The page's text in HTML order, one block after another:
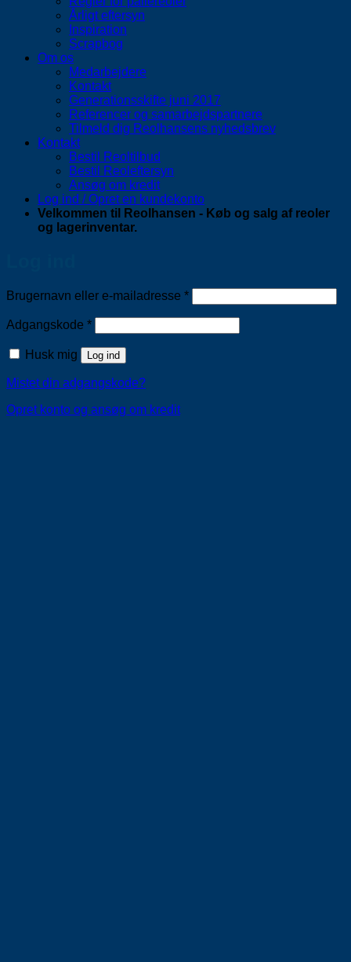
Årligt eftersyn
Inspiration
Scrapbog
Om os
Medarbejdere
Kontakt
Generationsskifte juni 2017
Referencer og samarbejdspartnere
Tilmeld dig Reolhansens nyhedsbrev
Kontakt
Bestil Reoltilbud
Bestil Reoleftersyn
Ansøg om kredit
Log ind / Opret en kundekonto
Velkommen til Reolhansen - Køb og salg af reoler
og lagerinventar.
Brugernavn eller e-mailadresse *Påkrævet
Adgangskode *Påkrævet
Husk mig Log ind
Mistet din adgangskode?
Opret konto og ansøg om kredit